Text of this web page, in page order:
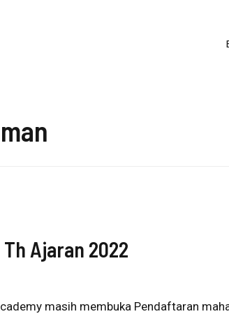
Ajaran 2022
masih membuka Pendaftaran